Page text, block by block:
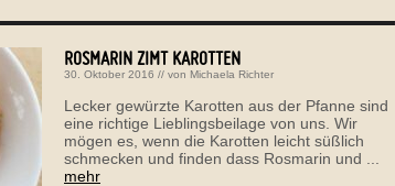
ROSMARIN ZIMT KAROTTEN
30. Oktober 2016 // von Michaela Richter
Lecker gewürzte Karotten aus der Pfanne sind
eine richtige Lieblingsbeilage von uns. Wir
mögen es, wenn die Karotten leicht süßlich
schmecken und finden dass Rosmarin und ...
mehr